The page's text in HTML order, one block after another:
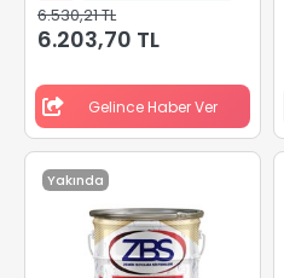
6.530,21 TL
6.203,70 TL
Gelince Haber Ver
Yakında